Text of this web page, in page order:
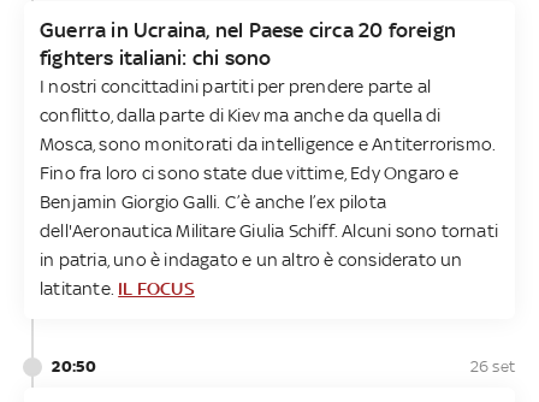
Guerra in Ucraina, nel Paese circa 20 foreign
fighters italiani: chi sono
I nostri concittadini partiti per prendere parte al
conflitto, dalla parte di Kiev ma anche da quella di
Mosca, sono monitorati da intelligence e Antiterrorismo.
Fino fra loro ci sono state due vittime, Edy Ongaro e
Benjamin Giorgio Galli. C’è anche l’ex pilota
dell'Aeronautica Militare Giulia Schiff. Alcuni sono tornati
in patria, uno è indagato e un altro è considerato un
latitante. IL FOCUS
20:50 26 set